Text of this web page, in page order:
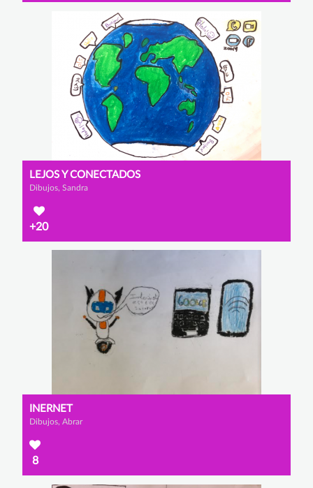
LEJOS Y CONECTADOS
Dibujos, Sandra
+20
INERNET
Dibujos, Abrar
8